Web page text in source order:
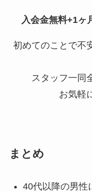
入会金無料+1ヶ
初めてのことで不
スタッフ一同
お気軽
まとめ
40代以降の男性